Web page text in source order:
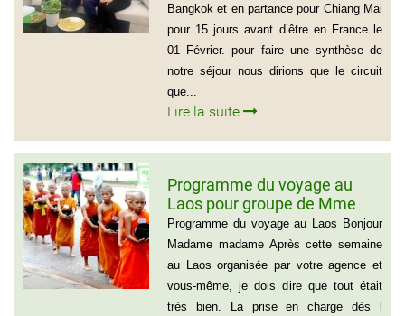
Bangkok et en partance pour Chiang Mai
pour 15 jours avant d’être en France le
01 Février. pour faire une synthèse de
notre séjour nous dirions que le circuit
que...
Lire la suite
Programme du voyage au
Laos pour groupe de Mme
Samul Le Vourch, 7
personnes
Programme du voyage au Laos Bonjour
Madame madame Après cette semaine
au Laos organisée par votre agence et
vous-même, je dois dire que tout était
très bien. La prise en charge dès l